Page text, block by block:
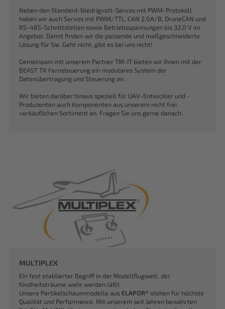
Neben den Standard-Niedrigvolt-Servos mit PWM-Protokoll
haben wir auch Servos mit PWM/TTL, CAN 2.0A/B, DroneCAN und
RS-485-Schnittstellen sowie Betriebsspannungen bis 32,0 V im
Angebot. Damit finden wir die passende und maßgeschneiderte
Lösung für Sie. Geht nicht, gibt es bei uns nicht!
Gemeinsam mit unserem Partner TM-IT bieten wir Ihnen mit der
BEAST TX Fernsteuerung ein modulares System der
Datenübertragung und Steuerung an.
Wir bieten darüber hinaus speziell für UAV-Entwickler und -
Produzenten auch Komponenten aus unserem nicht frei
verkäuflichen Sortiment an. Fragen Sie uns gerne danach.
MULTIPLEX
Ein fest etablierter Begriff in der Modellflugwelt, der
Kindheitsträume wahr werden läßt.
Unsere Partikelschaummodelle aus ELAPOR® stehen für höchste
Qualität und Performance. Mit unserem seit Jahren bewährten